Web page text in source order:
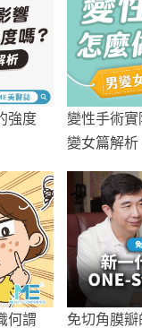
強度
變性手術
變女篇解析
何謂
免切角膜